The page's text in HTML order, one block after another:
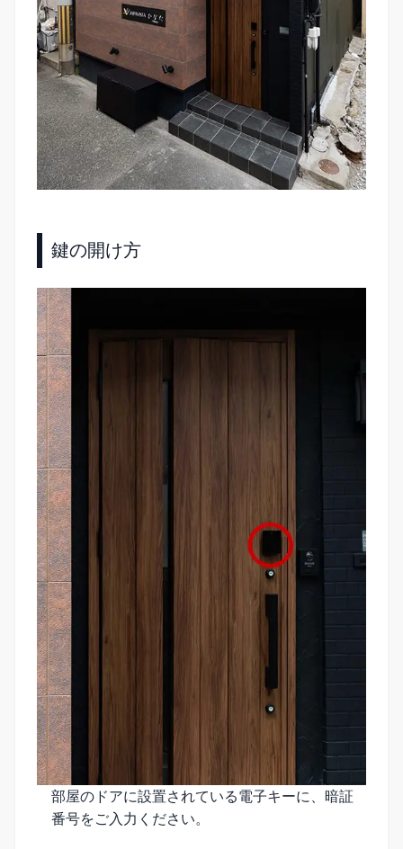
鍵の開け方
部屋のドアに設置されている電子キーに、暗証
番号をご入力ください。